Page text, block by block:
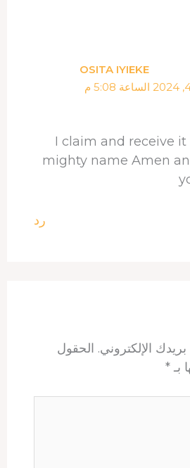
OSITA IYIEKE
I claim and receive it
mighty name Amen
رد
الإلكتروني. الحقول
بـ*